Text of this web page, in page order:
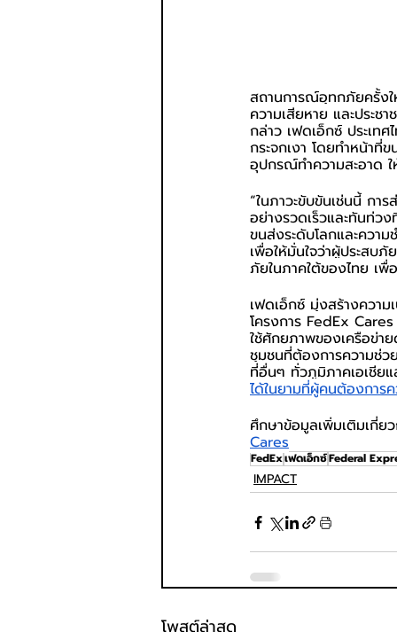
สถานการณ์อุทกภัยครั้งใ
ความเสียหาย และประ
กล่าว เฟดเอ็กซ์ ประเท
กระจกเงา โดยทำหน้าที่
อุปกรณ์ทำความสะอาด
“ในภาวะขับขันเช่นนี้ ก
อย่างรวดเร็วและทันท่ว
ขนส่งระดับโลกและควา
เพื่อให้มั่นใจว่าผู้ประสบ
ภัยในภาคใต้ของไทย เ
เฟดเอ็กซ์ มุ่งสร้างควา
โครงการ FedEx
ใช้ศักยภาพของเครือข่า
ชุมชนที่ต้องการความช่
ที่อื่นๆ ทั่วภูมิภาคเอเชีย
ได้ในยามที่ผู้คนต้องการ
ศึกษาข้อมูลเพิ่มเติมเกี่ย
Cares
FedExเฟดเอ็กซ์Federal
IMPACT
โพสต์ล่าสุด